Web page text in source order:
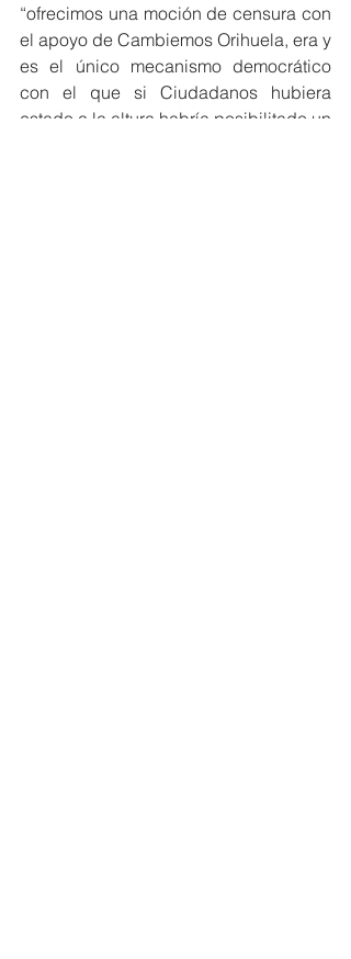
“ofrecimos una moción de censura con
el apoyo de Cambiemos Orihuela, era y
es el único mecanismo democrático
con el que si Ciudadanos hubiera
estado a la altura habría posibilitado un